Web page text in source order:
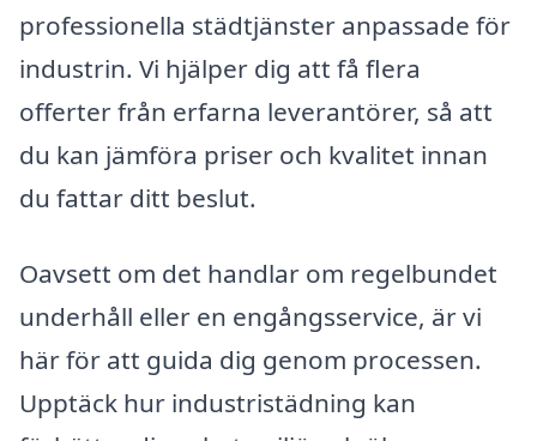
professionella städtjänster anpassade för
industrin. Vi hjälper dig att få flera
offerter från erfarna leverantörer, så att
du kan jämföra priser och kvalitet innan
du fattar ditt beslut.
Oavsett om det handlar om regelbundet
underhåll eller en engångsservice, är vi
här för att guida dig genom processen.
Upptäck hur industristädning kan